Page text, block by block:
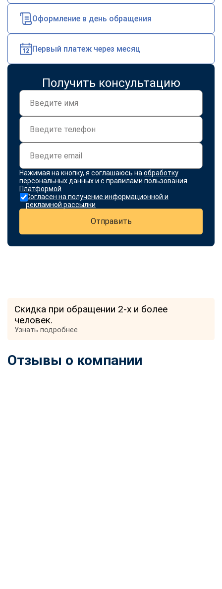
Оформление в день обращения
Первый платеж через месяц
Получить консультацию
Нажимая на кнопку, я соглашаюсь на обработку
персональных данныхи с правилами пользования
Платформой
Согласен на получение информационной и
рекламной рассылки
Отправить
Скидка при обращении 2-х и более
человек.
Узнать подробнее
Отзывы о компании